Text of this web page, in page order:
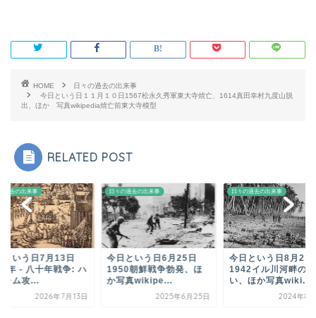
HOME
日々の過去の出来事
今日という日１１月１０日1567松永久秀軍東大寺焼亡、1614真田幸村九度山脱
出、ほか 写真wikipedia焼亡前東大寺模型
RELATED POST
過去の出来事
という日7月13日
年 - 八十年戦争: ハ
レム攻...
2026年7月13日
日々の過去の出来事
今日という日6月25日
1950朝鮮戦争勃発、ほ
か写真wikipe...
2025年6月25日
日々の過去の出来事
今日という日8月
1942イル川河畔の戦
い、ほか写真wiki...
2024年8